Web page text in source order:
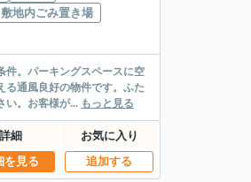
敷地内ごみ置き場
件。パーキングスペースに空
る通風良好の物件です。ふた
い。お客様が... もっと見る
詳細
お気に入り
を見る 追加する